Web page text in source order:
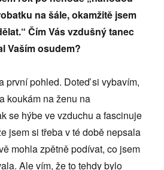
na šále, okamžitě jsem
Čím Vás vzdušný tanec
Vaším osudem?
první pohled. Doteď si vybavím,
koukám na ženu na
se hýbe ve vzduchu a fascinuje
jsem si třeba v té době nepsala
mohla zpětně podívat, co jsem
Ale vím, že to tehdy bylo